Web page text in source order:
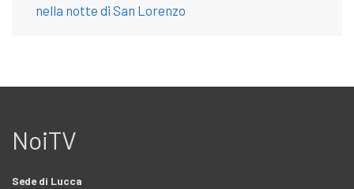
nella notte di San Lorenzo
NoiTV
Sede di Lucca